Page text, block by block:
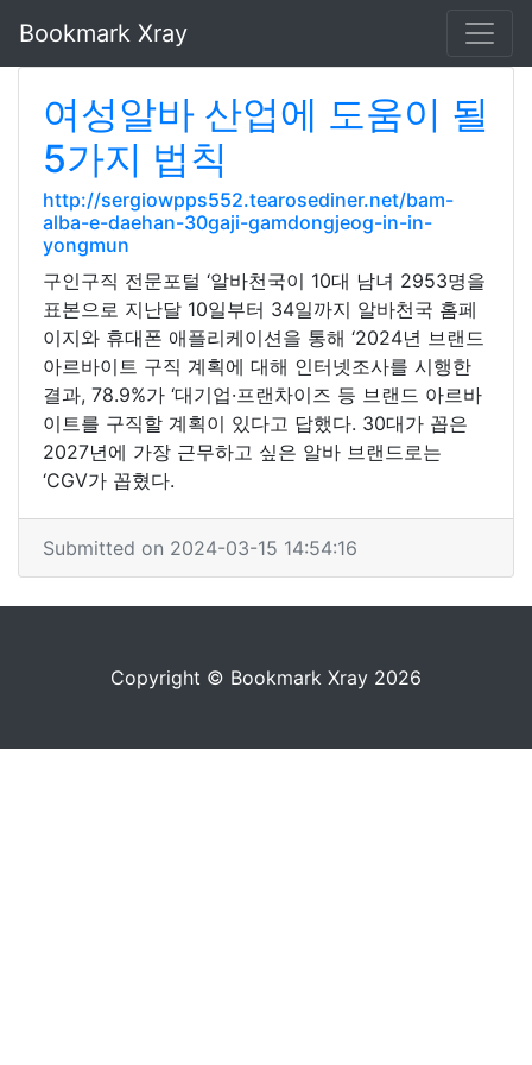
Bookmark Xray
여성알바 산업에 도움이 될
5가지 법칙
http://sergiowpps552.tearosediner.net/bam-
alba-e-daehan-30gaji-gamdongjeog-in-in-
yongmun
구인구직 전문포털 ‘알바천국이 10대 남녀 2953명을
표본으로 지난달 10일부터 34일까지 알바천국 홈페
이지와 휴대폰 애플리케이션을 통해 ‘2024년 브랜드
아르바이트 구직 계획에 대해 인터넷조사를 시행한
결과, 78.9%가 ‘대기업·프랜차이즈 등 브랜드 아르바
이트를 구직할 계획이 있다고 답했다. 30대가 꼽은
2027년에 가장 근무하고 싶은 알바 브랜드로는
‘CGV가 꼽혔다.
Submitted on 2024-03-15 14:54:16
Copyright © Bookmark Xray 2026